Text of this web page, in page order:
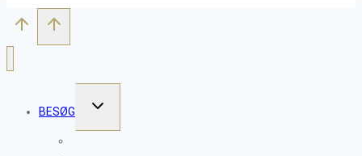
BESØG
SKIFT